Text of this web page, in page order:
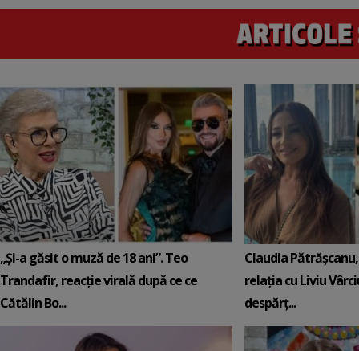
„Și-a găsit o muză de 18 ani”. Teo
Trandafir, reacție virală după ce ce
Cătălin Bo...
Claudia
relația cu Liviu
despărț...